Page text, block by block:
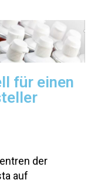
für einen
der
auf